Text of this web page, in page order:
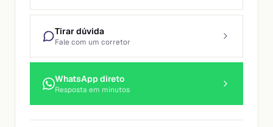
Tirar dúvida
Fale com um corretor
WhatsApp direto
Resposta em minutos